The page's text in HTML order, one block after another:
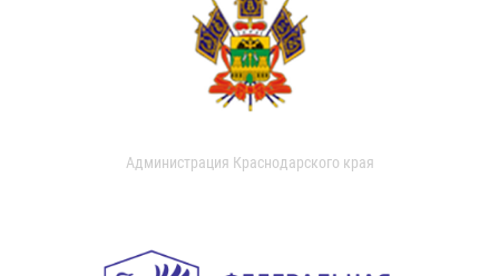
Администрация Краснодарского края